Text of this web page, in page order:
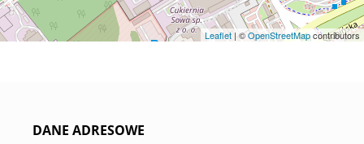
Leaflet | ©OpenStreetMapcontributors
DANE ADRESOWE